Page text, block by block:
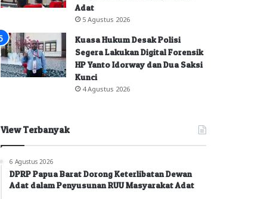
Adat
5 Agustus 2026
Kuasa Hukum Desak Polisi
Segera Lakukan Digital Forensik
HP Yanto Idorway dan Dua Saksi
Kunci
4 Agustus 2026
View Terbanyak
6 Agustus 2026
DPRP Papua Barat Dorong Keterlibatan Dewan
Adat dalam Penyusunan RUU Masyarakat Adat